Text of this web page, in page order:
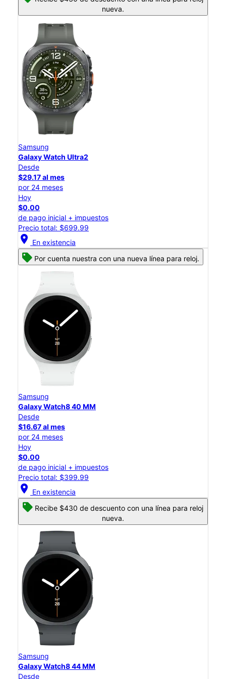
nueva.
Samsung
Galaxy Watch Ultra2
Desde
$29.17 al mes
por 24 meses
Hoy
$0.00
de pago inicial + impuestos
Precio total: $699.99
location_on En existencia
Por cuenta nuestra con una nueva línea para reloj.
Samsung
Galaxy Watch8 40 MM
Desde
$16.67 al mes
por 24 meses
Hoy
$0.00
de pago inicial + impuestos
Precio total: $399.99
location_on En existencia
Recibe $430 de descuento con una línea para reloj
nueva.
Samsung
Galaxy Watch8 44 MM
Desde